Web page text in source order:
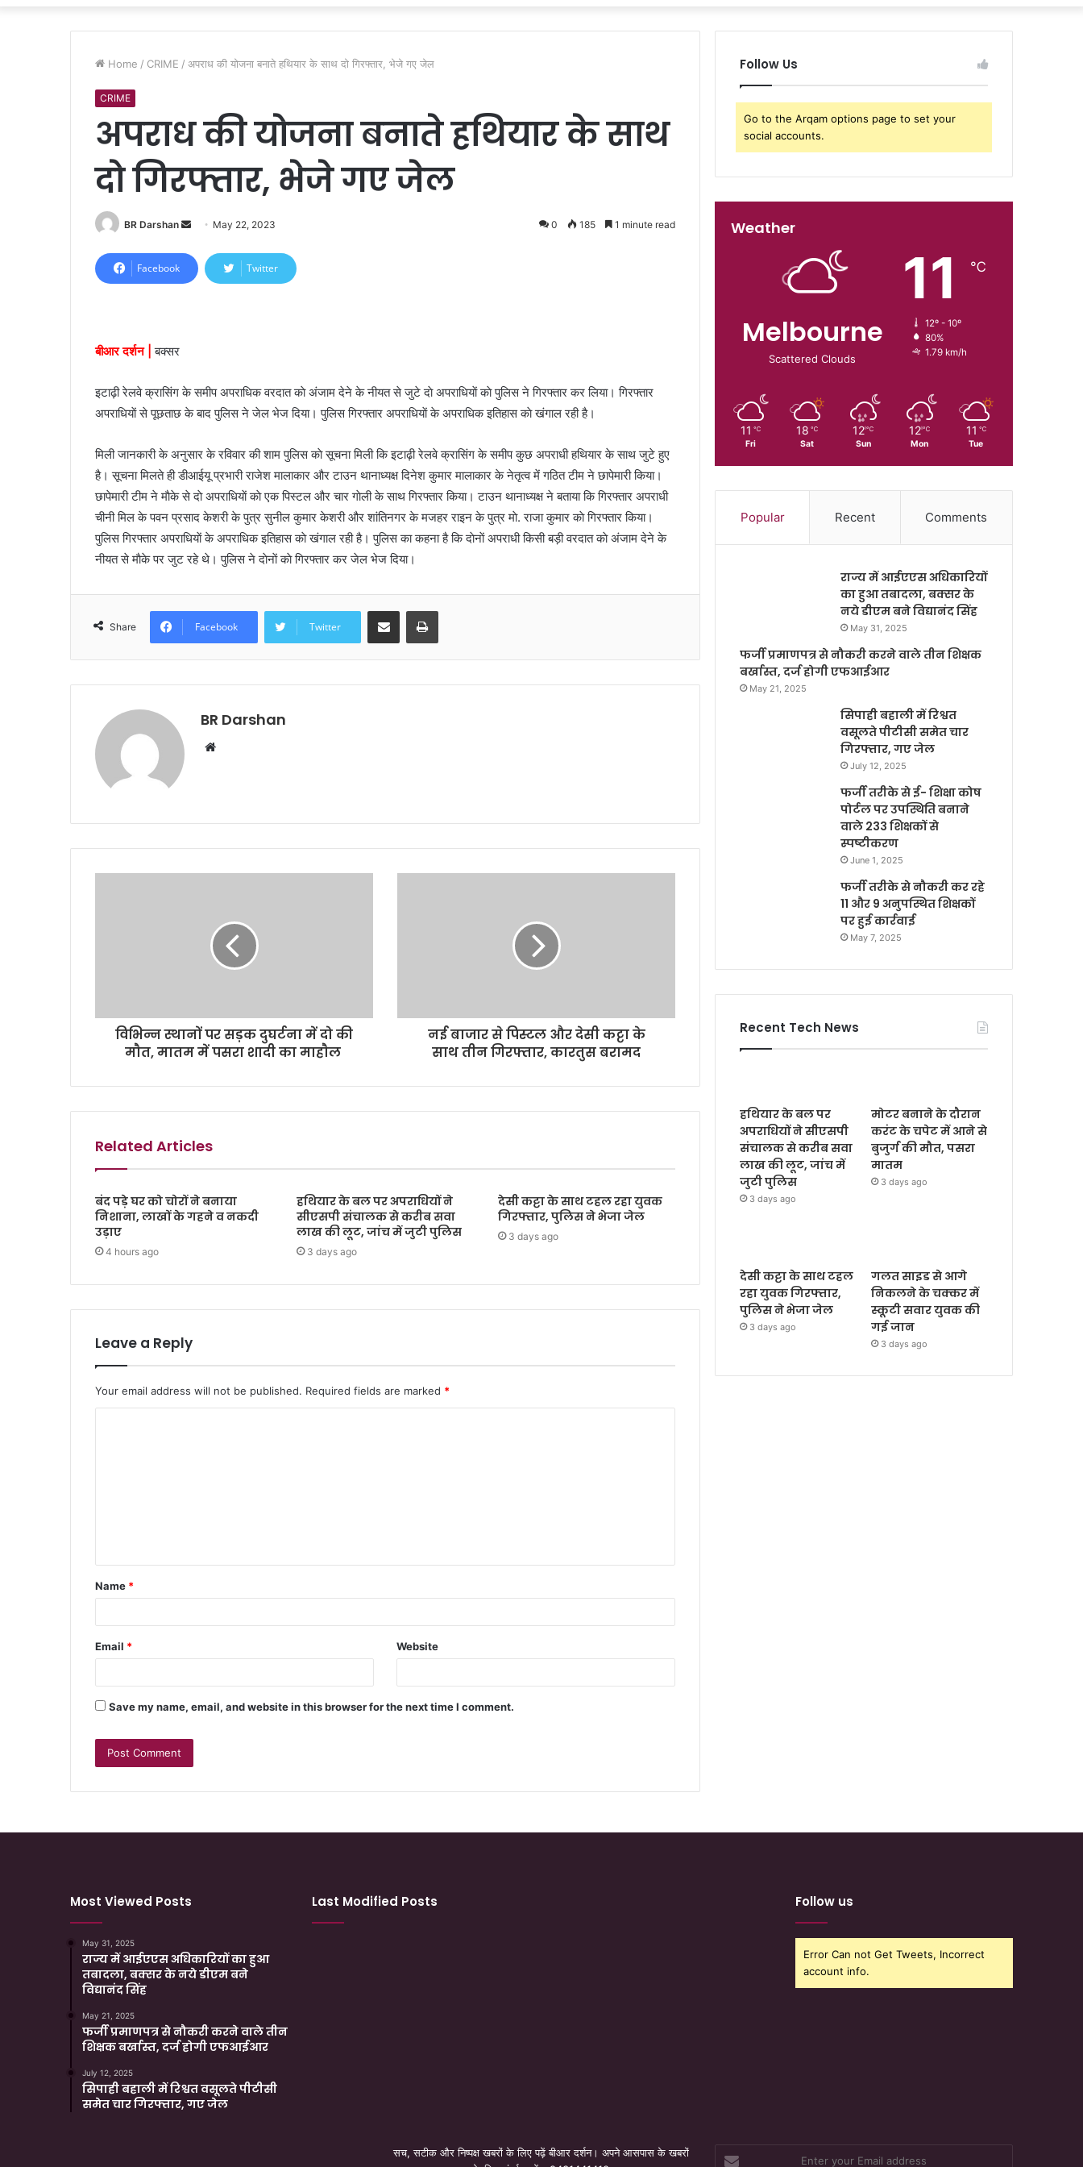
Home / CRIME / अपराध की याेजना बनाते हथियार के साथ दाे गिरफ्तार, भेजे गए जेल
CRIME
अपराध की याेजना बनाते हथियार के साथ
दाे गिरफ्तार, भेजे गए जेल
BR Darshan
n
d
l
May 22, 2023 0 185 1 minute read
Facebook Twitter
बीआर दर्शन | बक्सर
इटाढ़ी रेलवे क्रासिंग के समीप अपराधिक वरदात काे अंजाम देने के नीयत से जुटे दाे अपराधियाें काे पुलिस ने गिरफ्तार कर लिया। गिरफ्तार
अपराधियाें से पूछताछ के बाद पुलिस ने जेल भेज दिया। पुलिस गिरफ्तार अपराधियाें के अपराधिक इतिहास काे खंगाल रही है।
मिली जानकारी के अनुसार के रविवार की शाम पुलिस काे सूचना मिली कि इटाढ़ी रेलवे क्रासिंग के समीप कुछ अपराधी हथियार के साथ जुटे हुए
है। सूचना मिलते ही डीआईयू प्रभारी राजेश मालाकार और टाउन थानाध्यक्ष दिनेश कुमार मालाकार के नेतृत्व में गठित टीम ने छापेमारी किया।
छापेमारी टीम ने माैके से दाे अपराधियाें काे एक पिस्टल और चार गाेली के साथ गिरफ्तार किया। टाउन थानाध्यक्ष ने बताया कि गिरफ्तार अपराधी
चीनी मिल के पवन प्रसाद केशरी के पुत्र सुनील कुमार केशरी और शांतिनगर के मजहर राइन के पुत्र माे. राजा कुमार काे गिरफ्तार किया।
पुलिस गिरफ्तार अपराधियाें के अपराधिक इतिहास काे खंगाल रही है। पुलिस का कहना है कि दाेनाें अपराधी किसी बड़ी वरदात काे अंजाम देने के
नीयत से माैके पर जुट रहे थे। पुलिस ने दाेनाें काे गिरफ्तार कर जेल भेज दिया।
Share Facebook Twitter
BR Darshan
i
विभिन्न स्थानों पर सड़क दुघर्टना में दो की
माैत, मातम में पसरा शादी का माहाैल
नई बाजार से पिस्टल और देसी कट्टा के
साथ तीन गिरफ्तार, कारतुस बरामद
Related Articles
बंद पड़े घर को चोरों ने बनाया
निशाना, लाखों के गहने व नकदी
उड़ाए
4 hours ago
हथियार के बल पर अपराधियों ने
सीएसपी संचालक से करीब सवा
लाख की लूट, जांच में जुटी पुलिस
3 days ago
देसी कट्टा के साथ टहल रहा युवक
गिरफ्तार, पुलिस ने भेजा जेल
3 days ago
Leave a Reply
Your email address will not be published. Required fields are marked *
Name *
Email * Website
Save my name, email, and website in this browser for the next time I comment.
Follow Us
Go to the Arqam options page to set your
social accounts.
Weather
Melbourne
Scattered Clouds
11 ℃
12º - 10º
80%
1.79 km/h
11 ℃
Fri
18 ℃
Sat
12 ℃
Sun
12 ℃
Mon
11 ℃
Tue
Popular Recent Comments
राज्य में आईएएस अधिकारियों
का हुआ तबादला, बक्सर के
नये डीएम बने विद्यानंद सिंह
May 31, 2025
फर्जी प्रमाणपत्र से नौकरी करने वाले तीन शिक्षक
बर्खास्त, दर्ज होगी एफआईआर
May 21, 2025
सिपाही बहाली में रिश्वत
वसूलते पीटीसी समेत चार
गिरफ्तार, गए जेल
July 12, 2025
फर्जी तरीके से ई- शिक्षा कोष
पोर्टल पर उपस्थिति बनाने
वाले 233 शिक्षकों से
स्पष्टीकरण
June 1, 2025
फर्जी तरीके से नौकरी कर रहे
11 और 9 अनुपस्थित शिक्षकों
पर हुई कार्रवाई
May 7, 2025
Recent Tech News
हथियार के बल पर
अपराधियों ने सीएसपी
संचालक से करीब सवा
लाख की लूट, जांच में
जुटी पुलिस
3 days ago
मोटर बनाने के दौरान
करंट के चपेट में आने से
बुजुर्ग की मौत, पसरा
मातम
3 days ago
देसी कट्टा के साथ टहल
रहा युवक गिरफ्तार,
पुलिस ने भेजा जेल
3 days ago
गलत साइड से आगे
निकलने के चक्कर में
स्कूटी सवार युवक की
गई जान
3 days ago
Most Viewed Posts
May 31, 2025
राज्य में आईएएस अधिकारियों का हुआ
तबादला, बक्सर के नये डीएम बने
विद्यानंद सिंह
May 21, 2025
फर्जी प्रमाणपत्र से नौकरी करने वाले तीन
शिक्षक बर्खास्त, दर्ज होगी एफआईआर
July 12, 2025
सिपाही बहाली में रिश्वत वसूलते पीटीसी
समेत चार गिरफ्तार, गए जेल
Last Modified Posts Follow us
Error Can not Get Tweets, Incorrect
account info.
सच, सटीक और निष्पक्ष खबरों के लिए पढ़ें बीआर दर्शन। अपने आसपास के खबरों
Enter